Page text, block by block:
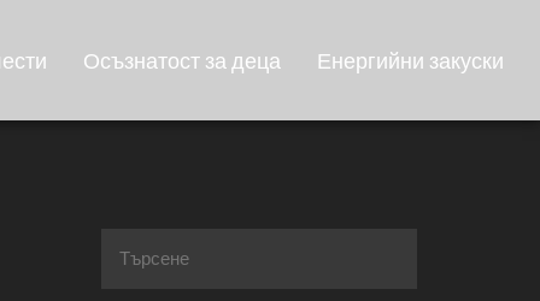
Осъзнатост за деца Енергийни закуски